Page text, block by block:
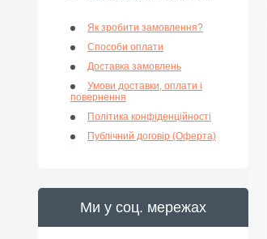
Як зробити замовлення?
Способи оплати
Доставка замовлень
Умови доставки, оплати і
повернення
Політика конфіденційності
Публічний договір (Оферта)
Ми у соц. мережах